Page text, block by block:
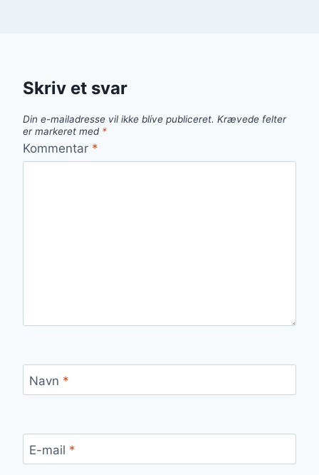
Skriv et svar
Din e-mailadresse vil ikke blive publiceret. Krævede felter
er markeret med *
Kommentar *
Navn *
E-mail *